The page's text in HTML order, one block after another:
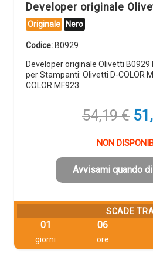
Developer originale
Originale Nero
Codice: B0929
Developer originale Olivetti B0929
per Stampanti: Olivetti D-COLOR
COLOR MF923
54,19€ Il
NON
Avvisami quando
SCADE
01
giorni
06
ore